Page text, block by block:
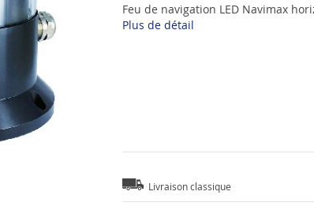
Feu de navigation LED Navimax
Plus de détail
Livraison classique